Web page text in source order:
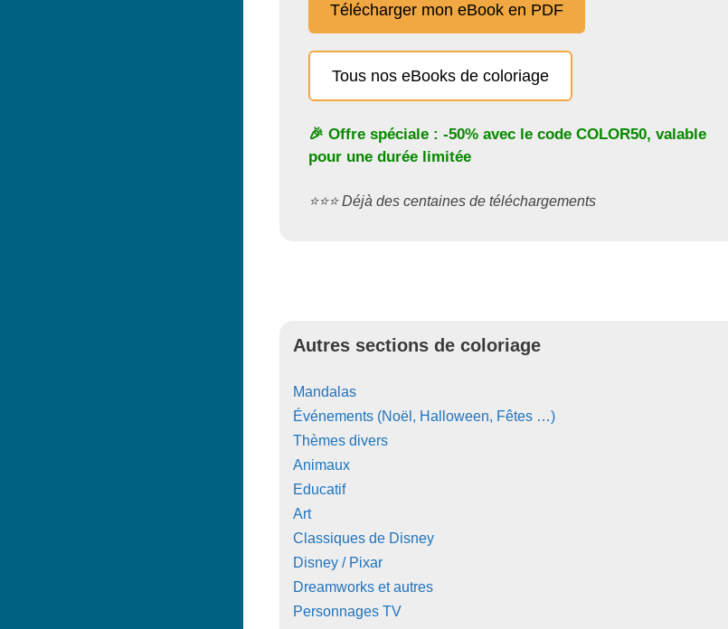
Télécharger mon eBook en PDF
Tous nos eBooks de coloriage
🎉 Offre spéciale : -50% avec le code COLOR50, valable
pour une durée limitée
⭐️⭐️⭐️ Déjà des centaines de téléchargements
Autres sections de coloriage
Mandalas
Événements (Noël, Halloween, Fêtes …)
Thèmes divers
Animaux
Educatif
Art
Classiques de Disney
Disney / Pixar
Dreamworks et autres
Personnages TV